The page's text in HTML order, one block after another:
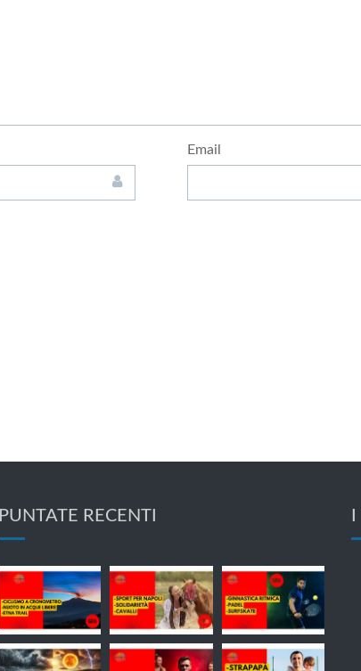
Email
PUNTATE RECENTI